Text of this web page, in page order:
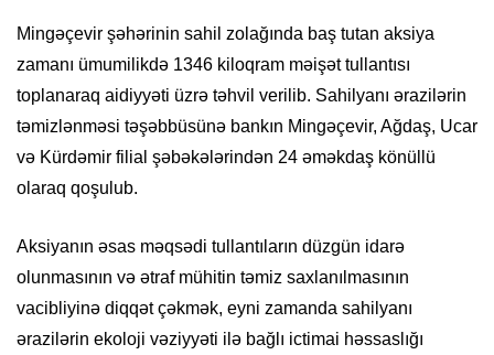
Mingəçevir şəhərinin sahil zolağında baş tutan aksiya
zamanı ümumilikdə 1346 kiloqram məişət tullantısı
toplanaraq aidiyyəti üzrə təhvil verilib. Sahilyanı ərazilərin
təmizlənməsi təşəbbüsünə bankın Mingəçevir, Ağdaş, Ucar
və Kürdəmir filial şəbəkələrindən 24 əməkdaş könüllü
olaraq qoşulub.
Aksiyanın əsas məqsədi tullantıların düzgün idarə
olunmasının və ətraf mühitin təmiz saxlanılmasının
vacibliyinə diqqət çəkmək, eyni zamanda sahilyanı
ərazilərin ekoloji vəziyyəti ilə bağlı ictimai həssaslığı